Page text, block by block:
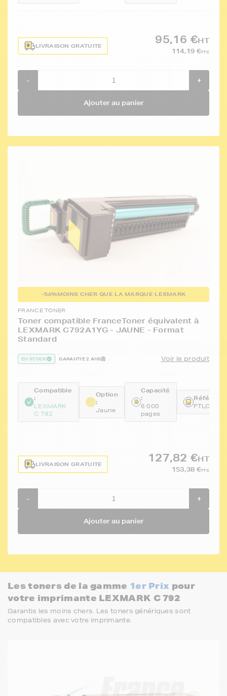
LIVRAISON GRATUITE
95,16 €HT
114,19 €TTC
- +
Ajouter au panier
-54%MOINS CHER QUE LA MARQUE LEXMARK
FRANCE TONER
Toner compatible FranceToner équivalent à
LEXMARK C792A1YG - JAUNE - Format
Standard
EN STOCK GARANTIE 2 ANS Voir le produit
Compatible
:
LEXMARK
C 792
Option
:
Jaune
Capacité
:
6 000
pages
LIVRAISON GRATUITE
127,82 €HT
153,38 €TTC
- +
Ajouter au panier
Les toners de la gamme 1er Prix pour
votre imprimante LEXMARK C 792
Garantis les moins chers. Les toners génériques sont
compatibles avec votre imprimante.